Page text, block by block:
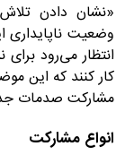
«نشان دادن
وضعیت ناپایداری
انتظار می‌رود
کار کنند که این
مشارکت صدمات
انواع مشارکت